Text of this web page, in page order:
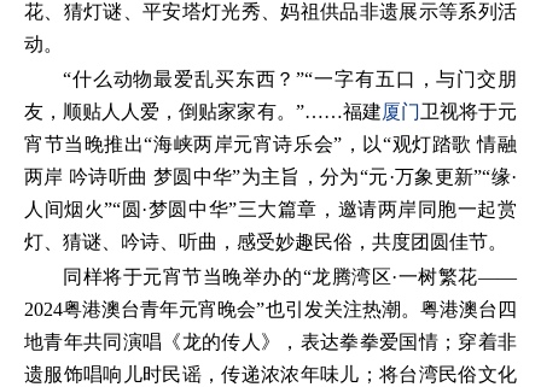
花、猜灯谜、平安塔灯光秀、妈祖供品非遗展示等系列活
动。
“什么动物最爱乱买东西？”“一字有五口，与门交朋
友，顺贴人人爱，倒贴家家有。”……福建厦门卫视将于元
宵节当晚推出“海峡两岸元宵诗乐会”，以“观灯踏歌 情融
两岸 吟诗听曲 梦圆中华”为主旨，分为“元·万象更新”“缘·
人间烟火”“圆·梦圆中华”三大篇章，邀请两岸同胞一起赏
灯、猜谜、吟诗、听曲，感受妙趣民俗，共度团圆佳节。
同样将于元宵节当晚举办的“龙腾湾区·一树繁花——
2024粤港澳台青年元宵晚会”也引发关注热潮。粤港澳台四
地青年共同演唱《龙的传人》，表达拳拳爱国情；穿着非
遗服饰唱响儿时民谣，传递浓浓年味儿；将台湾民俗文化